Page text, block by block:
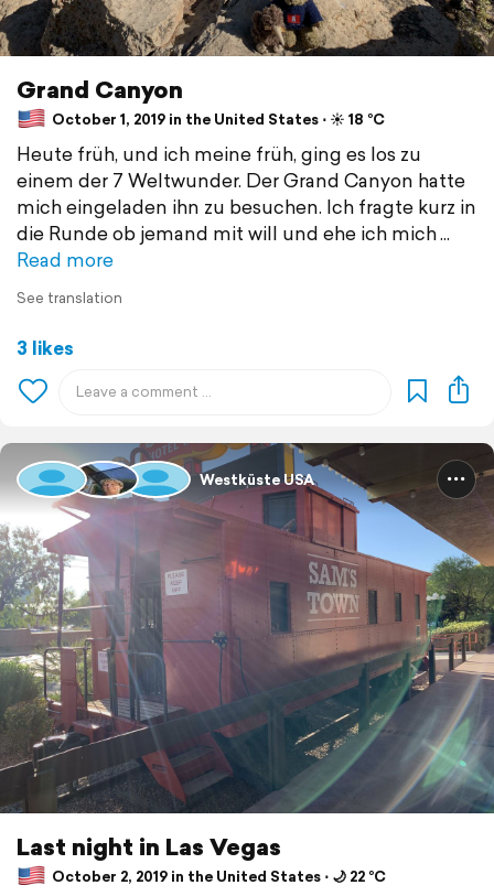
Grand Canyon
October 1, 2019 in the United States ⋅ ☀️ 18 °C
Heute früh, und ich meine früh, ging es los zu
einem der 7 Weltwunder. Der Grand Canyon hatte
mich eingeladen ihn zu besuchen. Ich fragte kurz in
die Runde ob jemand mit will und ehe ich mich
Read more
See translation
3 likes
Westküste USA
Last night in Las Vegas
October 2, 2019 in the United States ⋅ 🌙 22 °C